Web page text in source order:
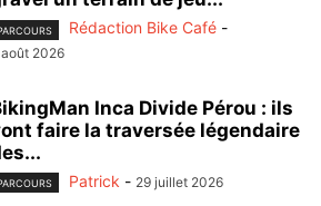
Rédaction Bike Café -
2026
Inca Divide Pérou : ils
faire la traversée légendaire
Patrick - 29 juillet 2026